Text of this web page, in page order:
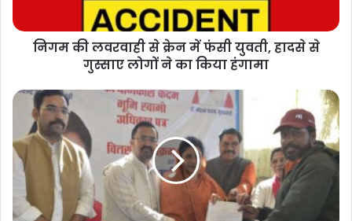
निगम की लवरवाही से क्रेन में फंसी युवती, हादसे से
गुस्साए लोगों ने का किया हंगामा